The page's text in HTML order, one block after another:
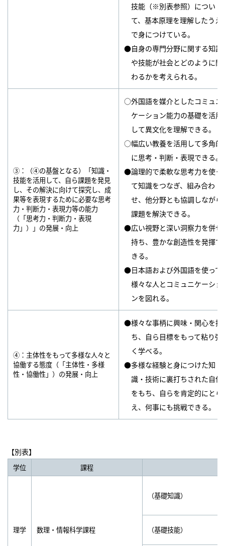
技能（※別表参照）につい
て、基本原理を理解したうえ
で身につけている。
●自身の専門分野に関する知識
や技能が社会とどのように関
わるかを考えられる。
③：（④の基盤となる）「知識・
技能を活用して、自ら課題を発見
し、その解決に向けて探究し、成
果等を表現するために必要な思考
力・判断力・表現力等の能力
（「思考力・判断力・表現
力」）」の発展・向上
○外国語を媒介としたコミュニ
ケーション能力の基礎を活用
して異文化を理解できる。
○幅広い教養を活用して多角的
に思考・判断・表現できる。
●論理的で柔軟な思考力を使っ
て知識をつなぎ、組み合わ
せ、他分野とも協調しながら
課題を解決できる。
●広い視野と深い洞察力を併せ
持ち、豊かな創造性を発揮で
きる。
●日本語および外国語を使って
様々な人とコミュニケーショ
ンを図れる。
④：主体性をもって多様な人々と
協働する態度（「主体性・多様
性・協働性」）の発展・向上
●様々な事柄に興味・関心を持
ち、自ら目標をもって粘り強
く学べる。
●多様な経験と身につけた知
識・技術に裏打ちされた自信
をもち、自らを肯定的にとら
え、何事にも挑戦できる。
【別表】
学位 課程
理学 数理・情報科学課程
（基礎知識）
（基礎技能）